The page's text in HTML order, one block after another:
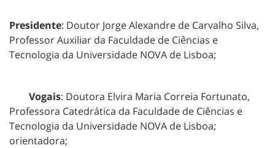
Presidente: Doutor Jorge Alexandre de Carvalho Silva,
Professor Auxiliar da Faculdade de Ciências e
Tecnologia da Universidade NOVA de Lisboa;
Vogais: Doutora Elvira Maria Correia Fortunato,
Professora Catedrática da Faculdade de Ciências e
Tecnologia da Universidade NOVA de Lisboa;
orientadora;